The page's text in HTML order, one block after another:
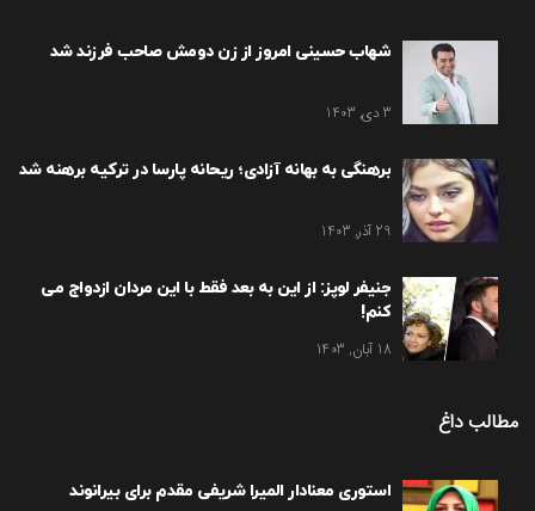
شهاب حسینی امروز از زن دومش صاحب فرزند شد
3 دی, 1403
برهنگی به بهانه آزادی؛ ریحانه پارسا در ترکیه برهنه شد
29 آذر, 1403
جنیفر لوپز: از این به بعد فقط با این مردان ازدواج می
کنم!
18 آبان, 1403
مطالب داغ
استوری معنادار المیرا شریفی مقدم برای بیرانوند